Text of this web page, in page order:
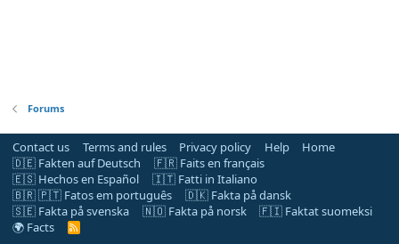
Forums
Contact us Terms and rules Privacy policy Help
Home
🇩🇪 Fakten auf Deutsch
🇫🇷 Faits en français
🇪🇸 Hechos en Español
🇮🇹 Fatti in Italiano
🇧🇷 🇵🇹 Fatos em português
🇩🇰 Fakta på dansk
🇸🇪 Fakta på svenska
🇳🇴 Fakta på norsk
🇫🇮 Faktat suomeksi
🌍 Facts
R